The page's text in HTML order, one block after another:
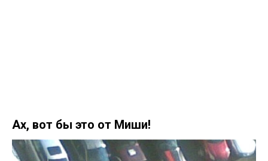
Ах, вот бы это от Миши!